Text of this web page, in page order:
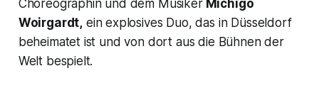
Choreographin und dem MusikerMichigo
Woirgardt, ein explosives Duo, das in Düsseldorf
beheimatet ist und von dort aus die Bühnen der
Welt bespielt.